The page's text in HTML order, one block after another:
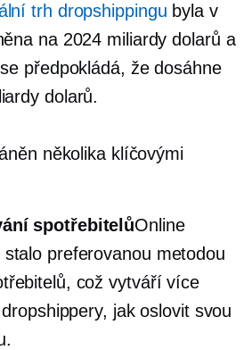
trh dropshippingu byla v
na 2024 miliardy dolarů a
předpokládá, že dosáhne
dolarů.
několika klíčovými
spotřebitelůOnline
preferovanou metodou
což vytváří více
jak oslovit svou